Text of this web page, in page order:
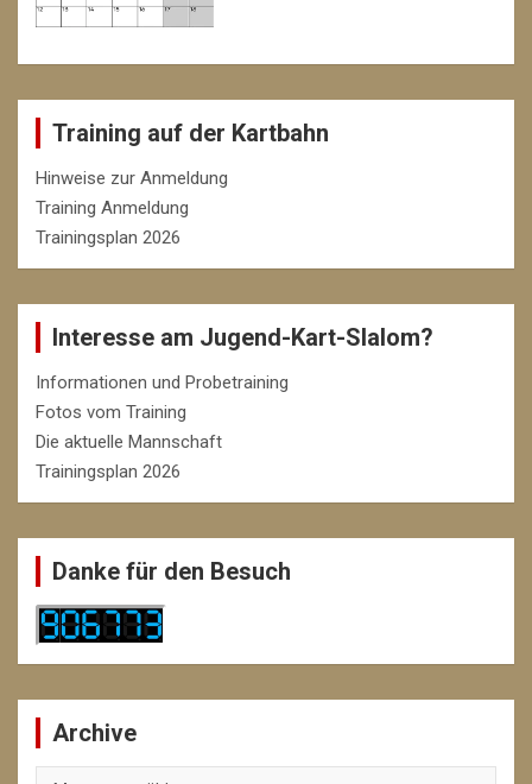
Training auf der Kartbahn
Hinweise zur Anmeldung
Training Anmeldung
Trainingsplan 2026
Interesse am Jugend-Kart-Slalom?
Informationen und Probetraining
Fotos vom Training
Die aktuelle Mannschaft
Trainingsplan 2026
Danke für den Besuch
Archive